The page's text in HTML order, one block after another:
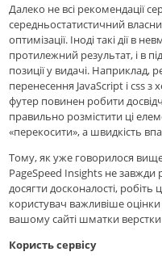
Далеко не всі рекомендації
середньостатистичний
оптимізації. Іноді такі дії в
протилежний результат, і в
позиції у видачі. Наприклад,
перенесення JavaScript і css з
футер повинен робити
правильно розмістити ці
«перекосити», а швидкість
Тому, як уже говорилося
PageSpeed ​​Insights не
досягти досконалості,
користувач важливіше
вашому сайті шматки верстки
Користь сервісу